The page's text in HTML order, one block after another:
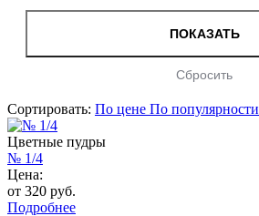
Сортировать: По цене По популярности
Цветные пудры
№ 1/4
Цена:
от 320 руб.
Подробнее